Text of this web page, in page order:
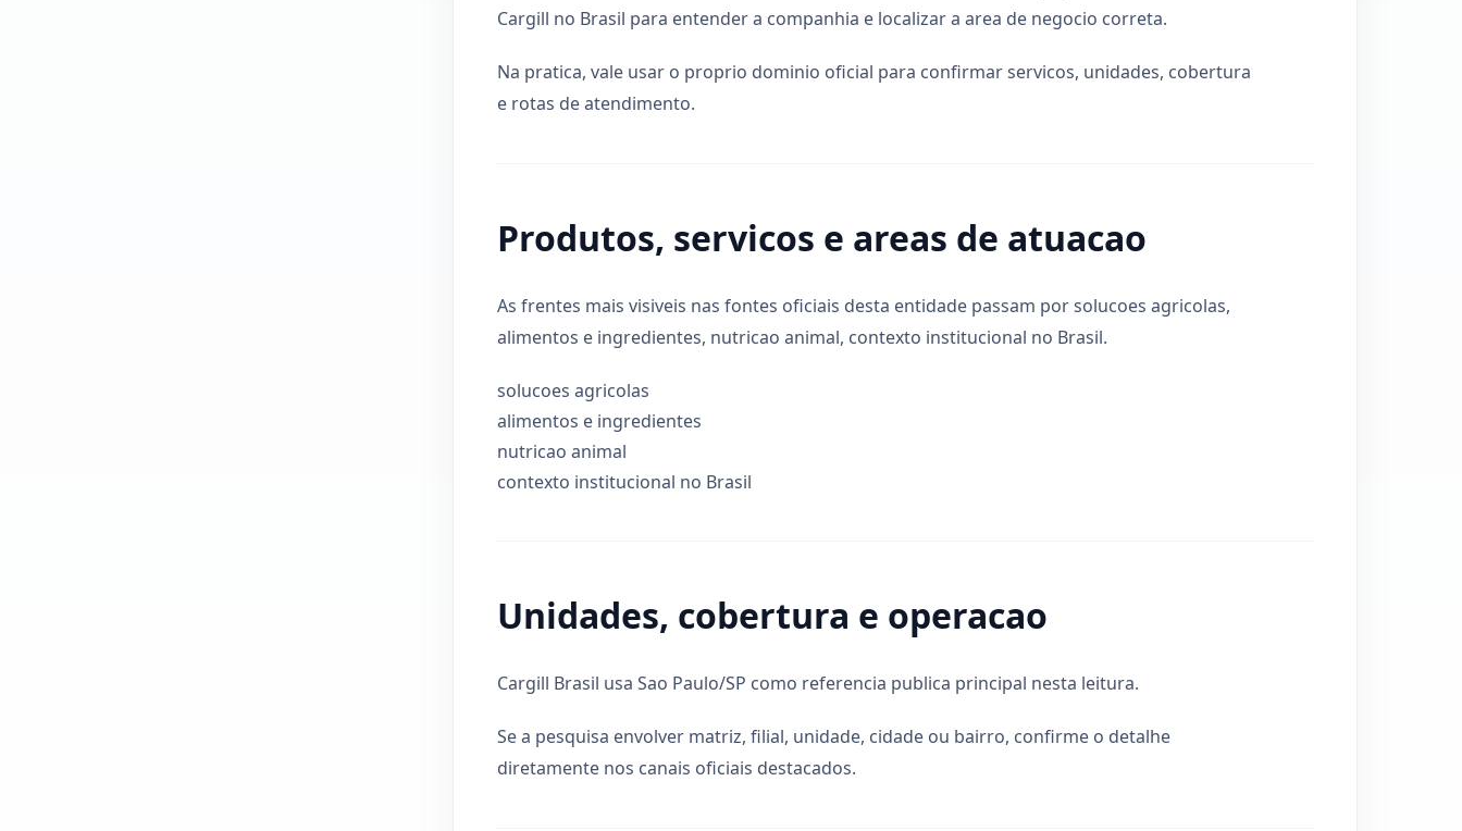
Cargill no Brasil para entender a companhia e localizar a area de negocio correta.
Na pratica, vale usar o proprio dominio oficial para confirmar servicos, unidades, cobertura
e rotas de atendimento.
Produtos, servicos e areas de atuacao
As frentes mais visiveis nas fontes oficiais desta entidade passam por solucoes agricolas,
alimentos e ingredientes, nutricao animal, contexto institucional no Brasil.
solucoes agricolas
alimentos e ingredientes
nutricao animal
contexto institucional no Brasil
Unidades, cobertura e operacao
Cargill Brasil usa Sao Paulo/SP como referencia publica principal nesta leitura.
Se a pesquisa envolver matriz, filial, unidade, cidade ou bairro, confirme o detalhe
diretamente nos canais oficiais destacados.